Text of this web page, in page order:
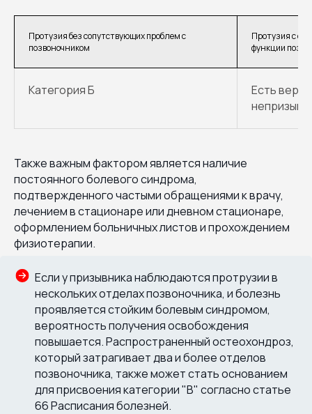
Протузия без сопутствующих проблем с
позвоночником
Протузия с
функции
Категория Б
Есть
Также важным фактором является наличие
постоянного болевого синдрома,
подтвержденного частыми обращениями к врачу,
лечением в стационаре или дневном стационаре,
оформлением больничных листов и прохождением
физиотерапии.
Если у призывника наблюдаются протрузии в
нескольких отделах позвоночника, и болезнь
проявляется стойким болевым синдромом,
вероятность получения освобождения
повышается. Распространенный остеохондроз,
который затрагивает два и более отделов
позвоночника, также может стать основанием
для присвоения категории "В" согласно статье
66 Расписания болезней.